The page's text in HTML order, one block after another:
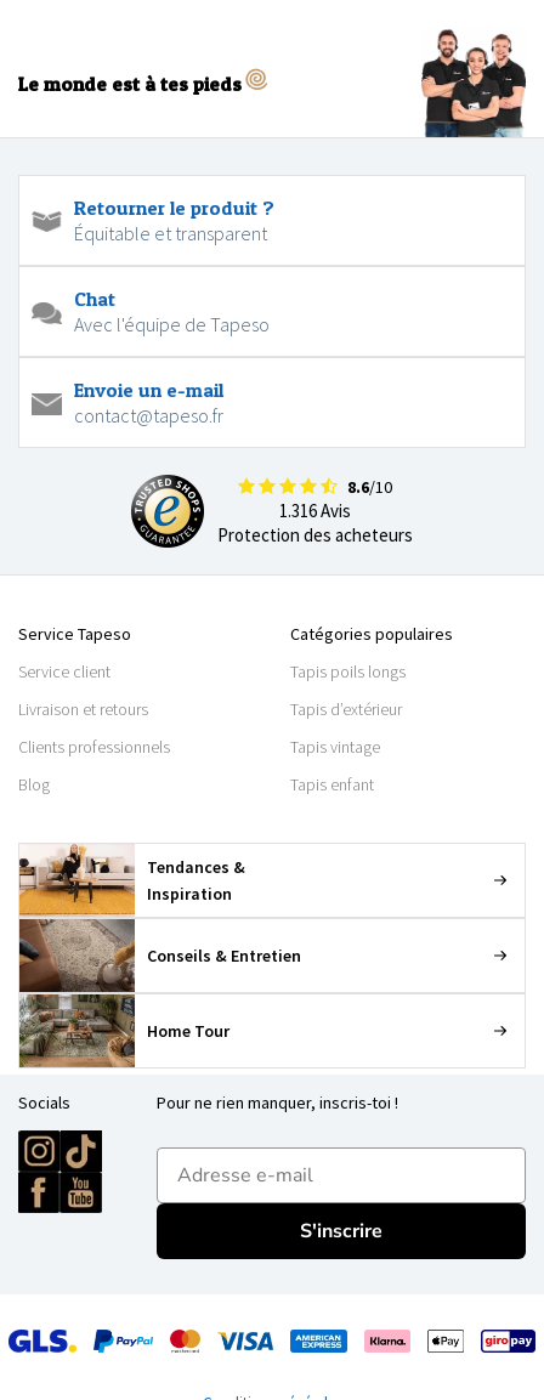
Le monde est à tes pieds
Retourner le produit ?
Équitable et transparent
Chat
Avec l'équipe de Tapeso
Envoie un e-mail
contact@tapeso.fr
8.6/10
1.316 Avis
Protection des acheteurs
Service Tapeso
Service client
Livraison et retours
Clients professionnels
Blog
Catégories populaires
Tapis poils longs
Tapis d’extérieur
Tapis vintage
Tapis enfant
Tendances &
Inspiration
Conseils & Entretien
Home Tour
Socials Pour ne rien manquer, inscris-toi !
E-mailadres
S'inscrire